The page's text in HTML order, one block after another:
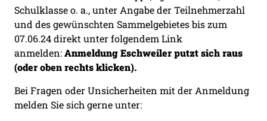
Schulklasse o. a., unter Angabe der Teilnehmerzahl
und des gewünschten Sammelgebietes bis zum
07.06.24 direkt unter folgendem Link
anmelden:Anmeldung Eschweiler putzt sich raus
(oder oben rechts klicken).
Bei Fragen oder Unsicherheiten mit der Anmeldung
melden Sie sich gerne unter: